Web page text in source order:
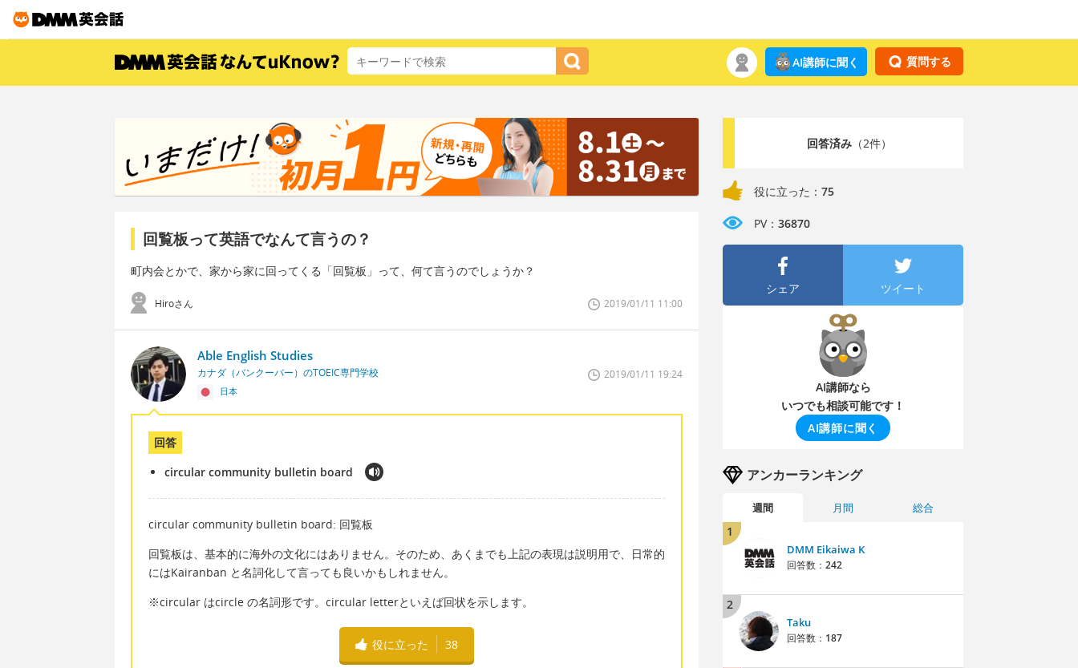
質問する
AI講師に聞く
回覧板って英語でなんて言うの？
町内会とかで、家から家に回ってくる「回覧板」って、何て言うのでしょうか？
Hiroさん 2019/01/11 11:00
Able English Studies
カナダ（バンクーバー）のTOEIC専門学校
日本
2019/01/11 19:24
回答
circular community bulletin board
circular community bulletin board: 回覧板
回覧板は、基本的に海外の文化にはありません。そのため、あくまでも上記の表現は説明用で、日常的
にはKairanban と名詞化して言っても良いかもしれません。
※circular はcircle の名詞形です。circular letterといえば回状を示します。
役に立った 38
回答済み（2件）
役に立った： 75
PV： 36870
シェア ツイート
AI講師なら
いつでも相談可能です！
AI講師に聞く
アンカーランキング
週間 月間 総合
1
DMM Eikaiwa K
回答数： 242
2
Taku
回答数： 187